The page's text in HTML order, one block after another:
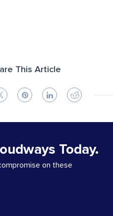
This Article
Today.
on these